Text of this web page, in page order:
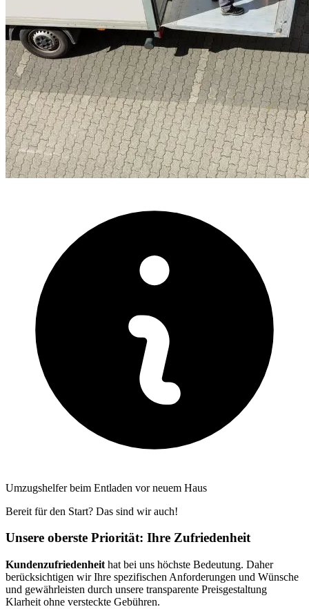
Umzugshelfer beim Entladen vor neuem Haus
Bereit für den Start? Das sind wir auch!
Unsere oberste Priorität: Ihre Zufriedenheit
Kundenzufriedenheit hat bei uns höchste Bedeutung. Daher
berücksichtigen wir Ihre spezifischen Anforderungen und Wünsche
und gewährleisten durch unsere transparente Preisgestaltung
Klarheit ohne versteckte Gebühren.